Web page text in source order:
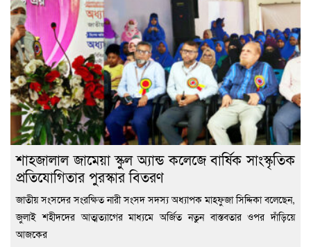
শাহজালাল জামেয়া স্কুল অ্যান্ড কলেজে বার্ষিক সাংস্কৃতিক
প্রতিযোগিতার পুরস্কার বিতরণ
জাতীয় সংসদের সংরক্ষিত নারী সংসদ সদস্য অধ্যাপক মাহফুজা সিদ্দিকা বলেছেন,
জুলাই শহীদদের আত্মত্যাগের মাধ্যমে অর্জিত নতুন বাস্তবতার ওপর দাঁড়িয়ে
আজকের